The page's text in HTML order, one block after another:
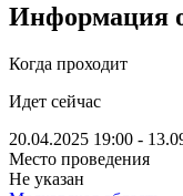
Информация
Когда проходит
Идет сейчас
20.04.2025 19:00 -
Место проведения
Не указан